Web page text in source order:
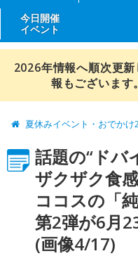
今日開催
イベント
2026年情報へ順次更
報もございます
夏休みイベント・おでかけ
話題の“ドバ
ザクザク食
ココスの「
第2弾が6月
(画像4/17)